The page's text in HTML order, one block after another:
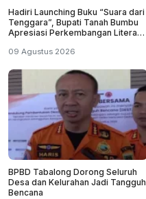
Hadiri Launching Buku “Suara dari
Tenggara”, Bupati Tanah Bumbu
Apresiasi Perkembangan Literasi
09 Agustus 2026
BPBD Tabalong Dorong Seluruh
Desa dan Kelurahan Jadi Tangguh
Bencana